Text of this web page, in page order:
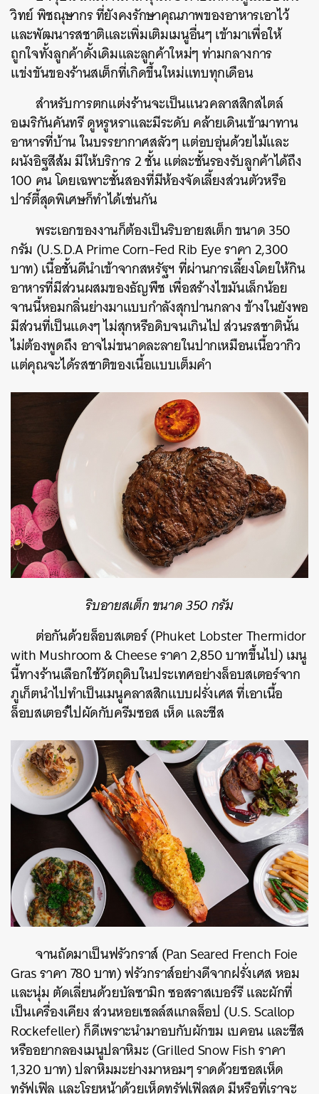
วิทย์ พิชณุษากร ที่ยังคงรักษาคุณภาพของอาหารเอาไว้
และพัฒนารสชาติและเพิ่มเติมเมนูอื่นๆ เข้ามาเพื่อให้
ถูกใจทั้งลูกค้าดั้งเดิมและลูกค้าใหม่ๆ ท่ามกลางการ
แข่งขันของร้านสเต็กที่เกิดขึ้นใหม่แทบทุกเดือน
สำหรับการตกแต่งร้านจะเป็นแนวคลาสสิกสไตล์
อเมริกันคันทรี ดูหรูหราและมีระดับ คล้ายเดินเข้ามาทาน
อาหารที่บ้าน ในบรรยากาศสลัวๆ แต่อบอุ่นด้วยไม้และ
ผนังอิฐสีส้ม มีให้บริการ 2 ชั้น แต่ละชั้นรองรับลูกค้าได้ถึง
100 คน โดยเฉพาะชั้นสองที่มีห้องจัดเลี้ยงส่วนตัวหรือ
ปาร์ตี้สุดพิเศษก็ทำได้เช่นกัน
พระเอกของงานก็ต้องเป็นริบอายสเต็ก ขนาด 350
กรัม (U.S.D.A Prime Corn-Fed Rib Eye ราคา 2,300
บาท) เนื้อชั้นดีนำเข้าจากสหรัฐฯ ที่ผ่านการเลี้ยงโดยให้กิน
อาหารที่มีส่วนผสมของธัญพืช เพื่อสร้างไขมันเล็กน้อย
จานนี้หอมกลิ่นย่างมาแบบกำลังสุกปานกลาง ข้างในยังพอ
มีส่วนที่เป็นแดงๆ ไม่สุกหรือดิบจนเกินไป ส่วนรสชาตินั้น
ไม่ต้องพูดถึง อาจไม่ขนาดละลายในปากเหมือนเนื้อวากิว
แต่คุณจะได้รสชาติของเนื้อแบบเต็มคำ
ริบอายสเต็ก ขนาด 350 กรัม
ต่อกันด้วยล็อบสเตอร์ (Phuket Lobster Thermidor
with Mushroom & Cheese ราคา 2,850 บาทขึ้นไป) เมนู
นี้ทางร้านเลือกใช้วัตถุดิบในประเทศอย่างล็อบสเตอร์จาก
ภูเก็ตนำไปทำเป็นเมนูคลาสสิกแบบฝรั่งเศส ที่เอาเนื้อ
ล็อบสเตอร์ไปผัดกับครีมซอส เห็ด และชีส
จานถัดมาเป็นฟรัวกราส์ (Pan Seared French Foie
Gras ราคา 780 บาท) ฟรัวกราส์อย่างดีจากฝรั่งเศส หอม
และนุ่ม ตัดเลี่ยนด้วยบัลซามิก ซอสราสเบอร์รี และผักที่
เป็นเครื่องเคียง ส่วนหอยเชลล์สแกลล็อป (U.S. Scallop
Rockefeller) ก็ดีเพราะนำมาอบกับผักขม เบคอน และชีส
หรืออยากลองเมนูปลาหิมะ (Grilled Snow Fish ราคา
1,320 บาท) ปลาหิมมะย่างมาหอมๆ ราดด้วยซอสเห็ด
ทรัฟเฟิล และโรยหน้าด้วยเห็ดทรัฟเฟิลสด มีหรือที่เราจะ